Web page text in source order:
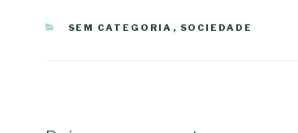
CATEGORIAS
SEM CATEGORIA , SOCIEDADE